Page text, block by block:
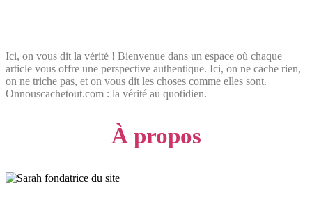
Ici, on vous dit la vérité ! Bienvenue dans un espace où chaque
article vous offre une perspective authentique. Ici, on ne cache rien,
on ne triche pas, et on vous dit les choses comme elles sont.
Onnouscachetout.com : la vérité au quotidien.
À propos